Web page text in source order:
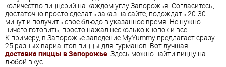
количество пиццерий на каждом углу Запорожья. Согласитесь,
достаточно просто сделать заказ на сайте, подождать 20-30
минут и получить свое блюдо в указанное время. Не нужно
ничего готовить, просто нажал несколько кнопок и все.
К примеру, в Запорожье заведение MyYummy предлагает сразу
25 разных вариантов пиццы для гурманов. Вот лучшая
доставка пиццы в Запорожье. Здесь можно найти пиццу на
любой вкус.